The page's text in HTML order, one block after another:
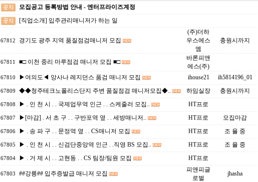
모집공고 등록방법 안내 - 엔터프라이즈계정
[직업소개] 입주관리매니저가 하는 일
67812 경기도 광주 지역 품질점검매니저 모집
(주)더하
우스에스
엠
충원시까지
67811 ■□ 이천 중리 마루점검 매니저 모집 ■□
바론피앤
에스(주)
67810 ▶여의도◀ 앙사나 레지던스 품검 매니저 모집 ihouse21 ih5814196_01
67809 ◆◆청주테크노폴리스단지 주변 품질점검 매니저모집◆.. 하임실장 충원시까지
67808 ▶ . 인 천 시 . . 국제업무역 인근 . . 스케줄러 모집.. HT프로
67807 ▶[마감] . 서 초 구 . . 구반포역 옆 . . 세방매니저.. HT프로 모집마감
67806 ▶ . 송 파 구 . . 문정역 옆 . . CS매니저 모집 HT프로 조 율 중
67805 ▶ . 인 천 시 . . 신검단중앙역 인근 . .직영 BS 모집.. HT프로 조 율 중
67804 ▶ . 거 제 시 . . 고현동 . . CS 팀장/팀원 모집 HT프로
67803 ##강릉## 입주증발급 매니저 모집
피앤피글
로벌
jhasha